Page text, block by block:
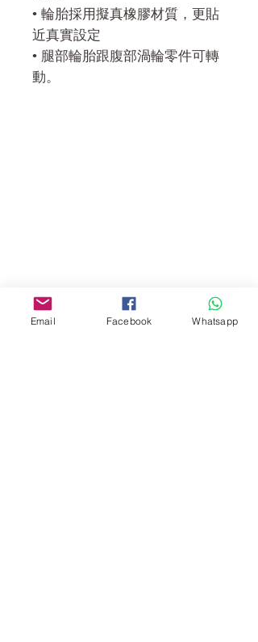
• 輪胎採用擬真橡膠材質，更貼
近真實設定
• 腿部輪胎跟腹部渦輪零件可轉
動。
275A, 2/F, Ins Point
Email Facebook Whatsapp